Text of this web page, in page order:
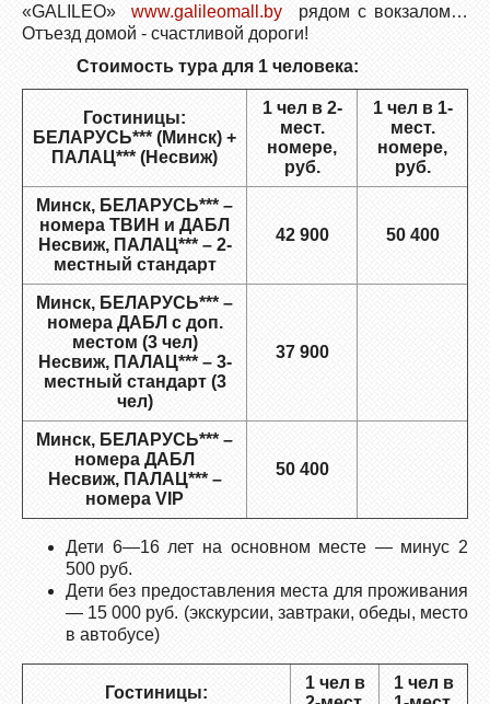
«GALILEO»
www.galileomall.by рядом с вокзалом…
Отъезд домой - счастливой дороги!
Стоимость тура для 1 человека:
Гостиницы:
БЕЛАРУСЬ*** (Минск) +
ПАЛАЦ*** (Несвиж)
1 чел в 2-
мест.
номере,
руб.
1 чел в 1-
мест.
номере,
руб.
Минск, БЕЛАРУСЬ*** –
номера ТВИН и ДАБЛ
Несвиж, ПАЛАЦ*** – 2-
местный стандарт
42 900 50 400
Минск, БЕЛАРУСЬ*** –
номера ДАБЛ с доп.
местом (3 чел)
Несвиж, ПАЛАЦ*** – 3-
местный стандарт (3
чел)
37 900
Минск, БЕЛАРУСЬ*** –
номера ДАБЛ
Несвиж, ПАЛАЦ*** –
номера VIP
50 400
Дети 6—16 лет на основном месте — минус 2
500 руб.
Дети без предоставления места для проживания
— 15 000 руб. (экскурсии, завтраки, обеды, место
в автобусе)
Гостиницы:
1 чел в
1 чел в